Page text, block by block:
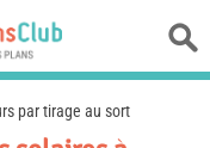
par tirage au sort